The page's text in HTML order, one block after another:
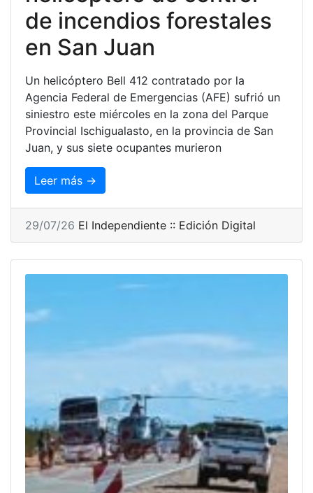
de incendios forestales
en San Juan
Un helicóptero Bell 412 contratado por la
Agencia Federal de Emergencias (AFE) sufrió un
siniestro este miércoles en la zona del Parque
Provincial Ischigualasto, en la provincia de San
Juan, y sus siete ocupantes murieron
Leer más →
29/07/26 El Independiente :: Edición Digital